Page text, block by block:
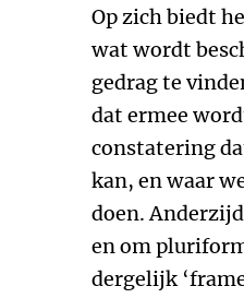
Op zich biedt
wat wordt
gedrag te
dat ermee
constatering
kan, en waar
doen.
en om
dergelijk